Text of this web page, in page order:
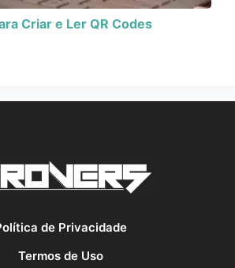
Criar e Ler QR Codes
de Privacidade
Termos de Uso